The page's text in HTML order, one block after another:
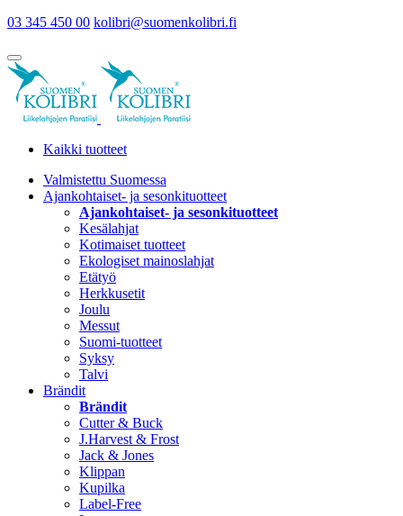
03 345 450 00 kolibri@suomenkolibri.fi
Kaikki tuotteet
Valmistettu Suomessa
Ajankohtaiset- ja sesonkituotteet
Ajankohtaiset- ja sesonkituotteet
Kesälahjat
Kotimaiset tuotteet
Ekologiset mainoslahjat
Etätyö
Herkkusetit
Joulu
Messut
Suomi-tuotteet
Syksy
Talvi
Brändit
Brändit
Cutter & Buck
J.Harvest & Frost
Jack & Jones
Klippan
Kupilka
Label-Free